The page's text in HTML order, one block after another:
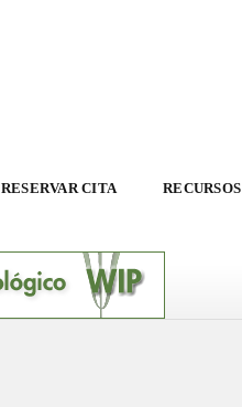
RESERVAR CITA RECURSOS